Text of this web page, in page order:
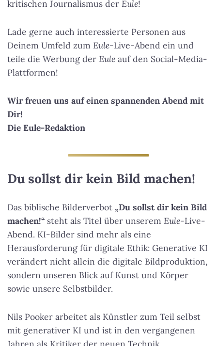
kritischen Journalismus der Eule!
Lade gerne auch interessierte Personen aus
Deinem Umfeld zum Eule-Live-Abend ein und
teile die Werbung der Eule auf den Social-Media-
Plattformen!
Wir freuen uns auf einen spannenden Abend mit
Dir!
Die Eule-Redaktion
Du sollst dir kein Bild machen!
Das biblische Bilderverbot „Du sollst dir kein Bild
machen!“ steht als Titel über unserem Eule-Live-
Abend. KI-Bilder sind mehr als eine
Herausforderung für digitale Ethik: Generative KI
verändert nicht allein die digitale Bildproduktion,
sondern unseren Blick auf Kunst und Körper
sowie unsere Selbstbilder.
Nils Pooker arbeitet als Künstler zum Teil selbst
mit generativer KI und ist in den vergangenen